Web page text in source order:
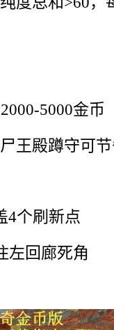
5000金币
王殿蹲守可
4个刷新点
左回廊死角